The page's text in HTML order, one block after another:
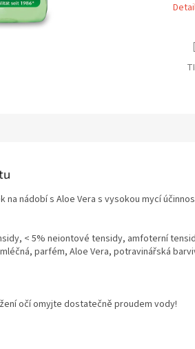
nádobí s Aloe Vera s vysokou mycí
< 5% neiontové tensidy, amfoterní
parfém, Aloe Vera, potravinářská
očí omyjte dostatečně proudem vody!